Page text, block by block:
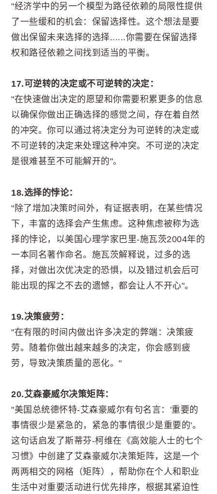
"经济学中的另一个模型为路径依赖的局限性提供
了一些缓和的机会：保留选择性。这个想法是要
做出保留未来选择的选择......你需要在保留选择
权和路径依赖之间找到适当的平衡。
17.可逆转的决定或不可逆转的决定：
"在快速做出决定的愿望和你需要积累更多的信息
以确保你做出正确选择的感觉之间，存在着自然
的冲突。你可以通过将决定分为可逆转的决定或
不可逆转的决定来处理这种冲突。不可逆的决定
是很难甚至不可能解开的"。
18.选择的悖论：
"除了增加决策时间外，有证据表明，在某些情况
下，丰富的选择会产生焦虑。这种焦虑被称为选
择的悖论，以美国心理学家巴里-施瓦茨2004年的
一本同名著作命名。施瓦茨解释说，过多的选
择，对做出次优决定的恐惧，以及错过机会后可
能出现的挥之不去的遗憾，都会让人不开心"。
19.决策疲劳：
"在有限的时间内做出许多决定的弊端：决策疲
劳。随着你做出越来越多的决定，你会感到疲
劳，导致决策质量的恶化。"
20.艾森豪威尔决策矩阵：
"美国总统德怀特-艾森豪威尔有句名言：'重要的
事情很少是紧急的，紧急的事情很少是重要的'。
这句话启发了斯蒂芬-柯维在《高效能人士的七个
习惯》中创建了艾森豪威尔决策矩阵，这是一个
两两相交的网格（矩阵），帮助你在个人和职业
生活中对重要活动进行优先排序，根据其紧迫性